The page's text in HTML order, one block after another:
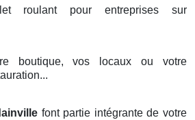
roulant pour entreprises sur
boutique, vos locaux ou votre
font partie intégrante de votre